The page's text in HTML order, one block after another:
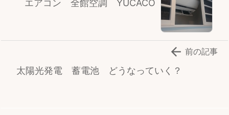
エアコン 全館空調 YUCACO
太陽光発電 蓄電池 どうなっていく？
 前の記事